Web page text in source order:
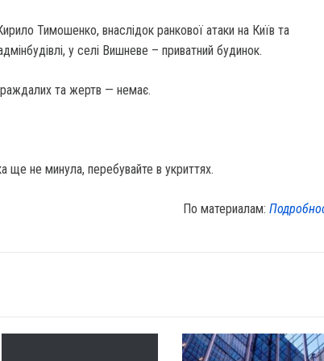
Тимошенко, внаслідок ранкової атаки на Київ та
у селі Вишневе – приватний будинок.
та жертв — немає.
ще не минула, перебувайте в укриттях.
По материалам: